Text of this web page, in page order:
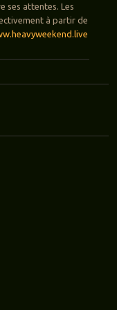
ses attentes. Les
à partir de